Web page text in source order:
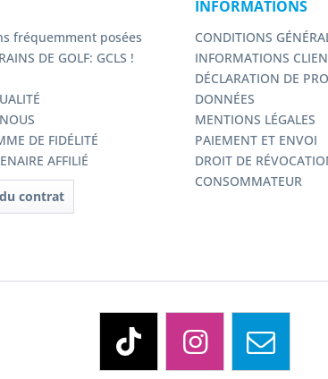
fréquemment posées
DE GOLF: GCLS !
DE FIDÉLITÉ
AFFILIÉ
contrat
INFORMATIONS
CONDITIONS
INFORMATIONS
DÉCLARATION DE
DONNÉES
MENTIONS LÉGALES
PAIEMENT ET ENVOI
DROIT DE
CONSOMMATEUR